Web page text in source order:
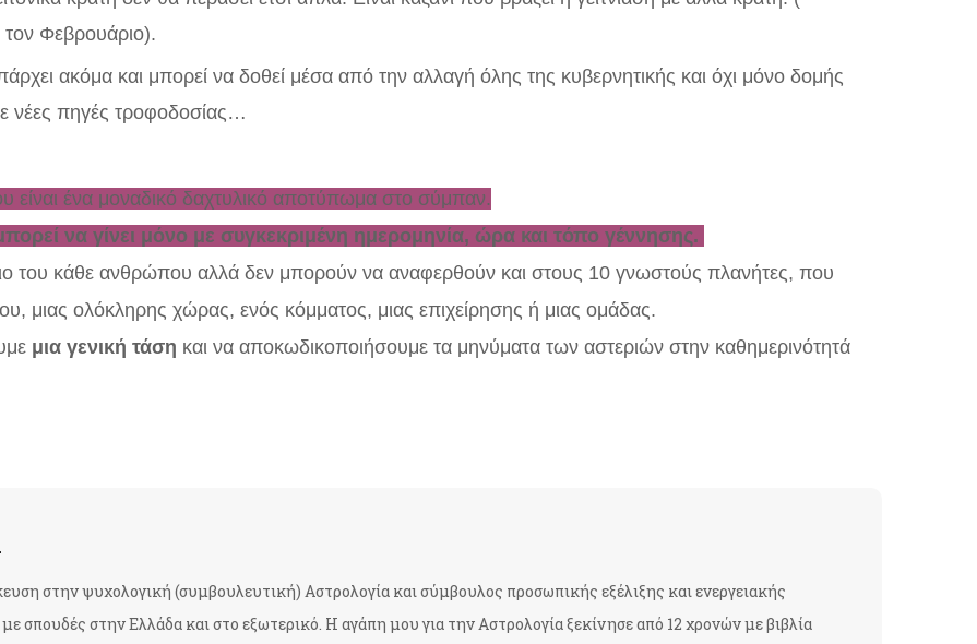
Φεβρουάριο).
ακόμα και μπορεί να δοθεί μέσα από την αλλαγή όλης της κυβερνητικής και όχι μόνο δομής
νέες πηγές τροφοδοσίας…
ένα μοναδικό δαχτυλικό αποτύπωμα στο σύμπαν.
να γίνει μόνο με συγκεκριμένη ημερομηνία, ώρα και τόπο γέννησης.
του κάθε ανθρώπου αλλά δεν μπορούν να αναφερθούν και στους 10 γνωστούς πλανήτες, που
μιας ολόκληρης χώρας, ενός κόμματος, μιας επιχείρησης ή μιας ομάδας.
μια γενική τάση και να αποκωδικοποιήσουμε τα μηνύματα των αστεριών στην καθημερινότητά
στην ψυχολογική (συμβουλευτική) Αστρολογία και σύμβουλος προσωπικής εξέλιξης και ενεργειακής
σπουδές στην Ελλάδα και στο εξωτερικό. Η αγάπη μου για την Αστρολογία ξεκίνησε από 12 χρονών με βιβλία